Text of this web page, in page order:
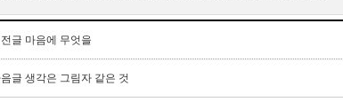
글 마음에 무엇을
글 생각은 그림자 같은 것